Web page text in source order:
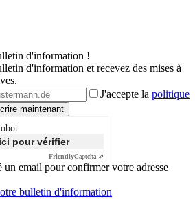
d'information !
d'information et recevez des mises à
J'accepte la politique
pour vérifier
FriendlyCaptcha ⇗
email pour confirmer votre adresse
bulletin d'information